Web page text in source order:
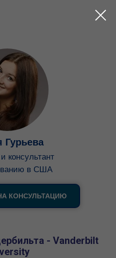
Гурьева
консультант
в США
КОНСУЛЬТАЦИЮ
- Vanderbilt